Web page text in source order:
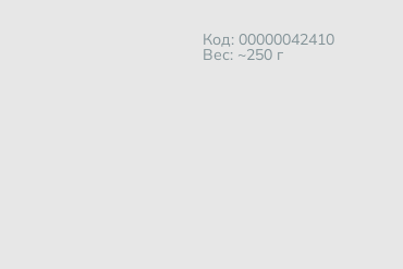
Код: 00000042410
Вес: ~250 г